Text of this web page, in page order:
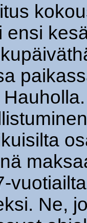
ensi
Ne,